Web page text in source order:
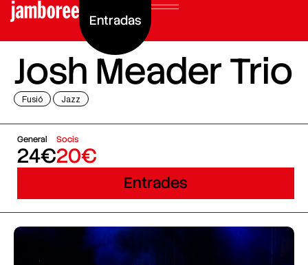
Entradas
Josh Meader Trio
Fusió Jazz
General
24€
Socis
20€
Entrades